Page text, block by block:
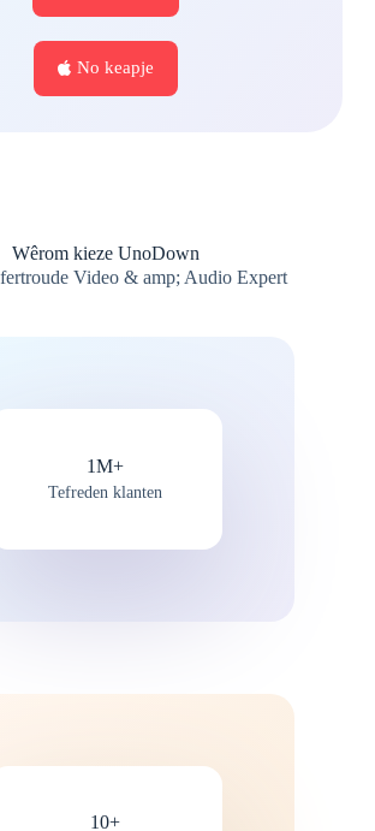
No keapje
Wêrom kieze UnoDown
Video & amp; Audio Expert
1M+
Tefreden klanten
10+